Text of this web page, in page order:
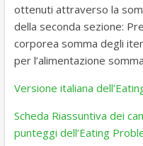
ottenuti attraverso la
della seconda sezione:
corporea somma degli
per l’alimentazione
Versione italiana
Scheda Riassuntiva dei
punteggi dell’Eating